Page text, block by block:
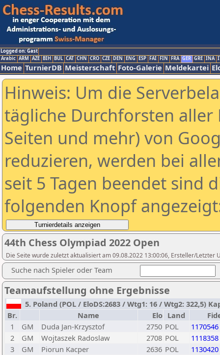
Logged on: Gast
Arabic ARM AZE BIH BUL CAT CHN CRO CZE DEN ENG ESP FAI FIN FRA GER GRE INA
Home TurnierDB Meisterschaft Foto-Galerie Meldekartei
Hinweis: Um die
tägliche Durchforsten aller
Seiten und mehr) von
reduzieren, werden bei
seit 5 Tagen beendet sind
folgenden Knopf
44th Chess Olympiad 2022 Open
Die Seite wurde zuletzt aktualisiert am 09.08.2022 13:00:06, Ersteller/Letzter
Suche nach Spieler oder Team
Teamaufstellung ohne Ergebnisse
5. Poland (POL / EloDS:2683 / Wtg1: 16 / Wtg2: 322,5)
Br.
Name Elo Land
1
GM Duda Jan-Krzysztof 2750 POL
1170546
2
GM Wojtaszek Radoslaw 2708 POL
1118358
3
GM Piorun Kacper 2636 POL
1130420